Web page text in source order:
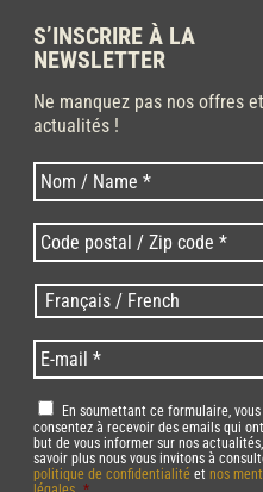
S’INSCRIRE À LA
NEWSLETTER
Ne manquez pas nos offres et
actualités !
Nom *
Code
postal
/
Zip
*
*
Langues
/
Language *
E-
mail *
RGPD *
En soumettant ce formulaire, vous
consentez à recevoir des emails qui
but de vous informer sur nos
savoir plus nous vous invitons à
politique de confidentialité etnos